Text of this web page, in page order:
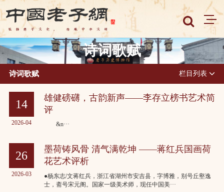
诗词歌赋
诗词歌赋 栏目列表
14
2026-04
雄健磅礴，古韵新声——李存立榜书艺术简
评
&n···
26
2026-03
墨荷铸风骨 清气满乾坤 ——蒋红兵国画荷
花艺术评析
●杨东志/文蒋红兵，浙江省湖州市安吉县，字博雅，别号丘壑逸
士，斋号宋元阁。国家一级美术师，现任中国美···